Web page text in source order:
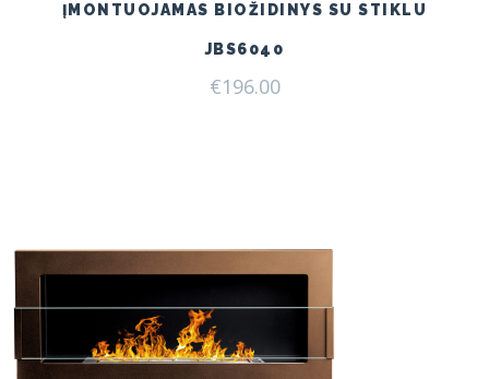
ĮMONTUOJAMAS BIOŽIDINYS SU STIKLU
JBS6040
€196.00